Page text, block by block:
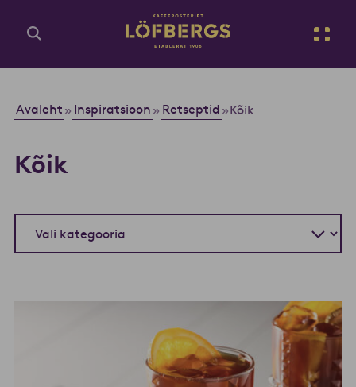
Ava põhisisu
Et
Avaleht » Inspiratsioon » Retseptid »Kõik
Kõik